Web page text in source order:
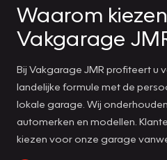
Waarom
Vakgarage
Bij Vakgarage JMR profiteert u
landelijke formule met de
lokale garage. Wij
automerken en modellen.
kiezen voor onze garage